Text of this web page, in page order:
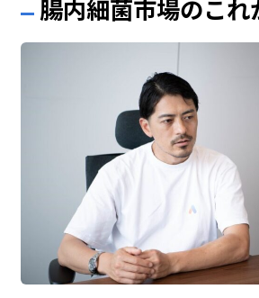
腸内細菌市場のこれ